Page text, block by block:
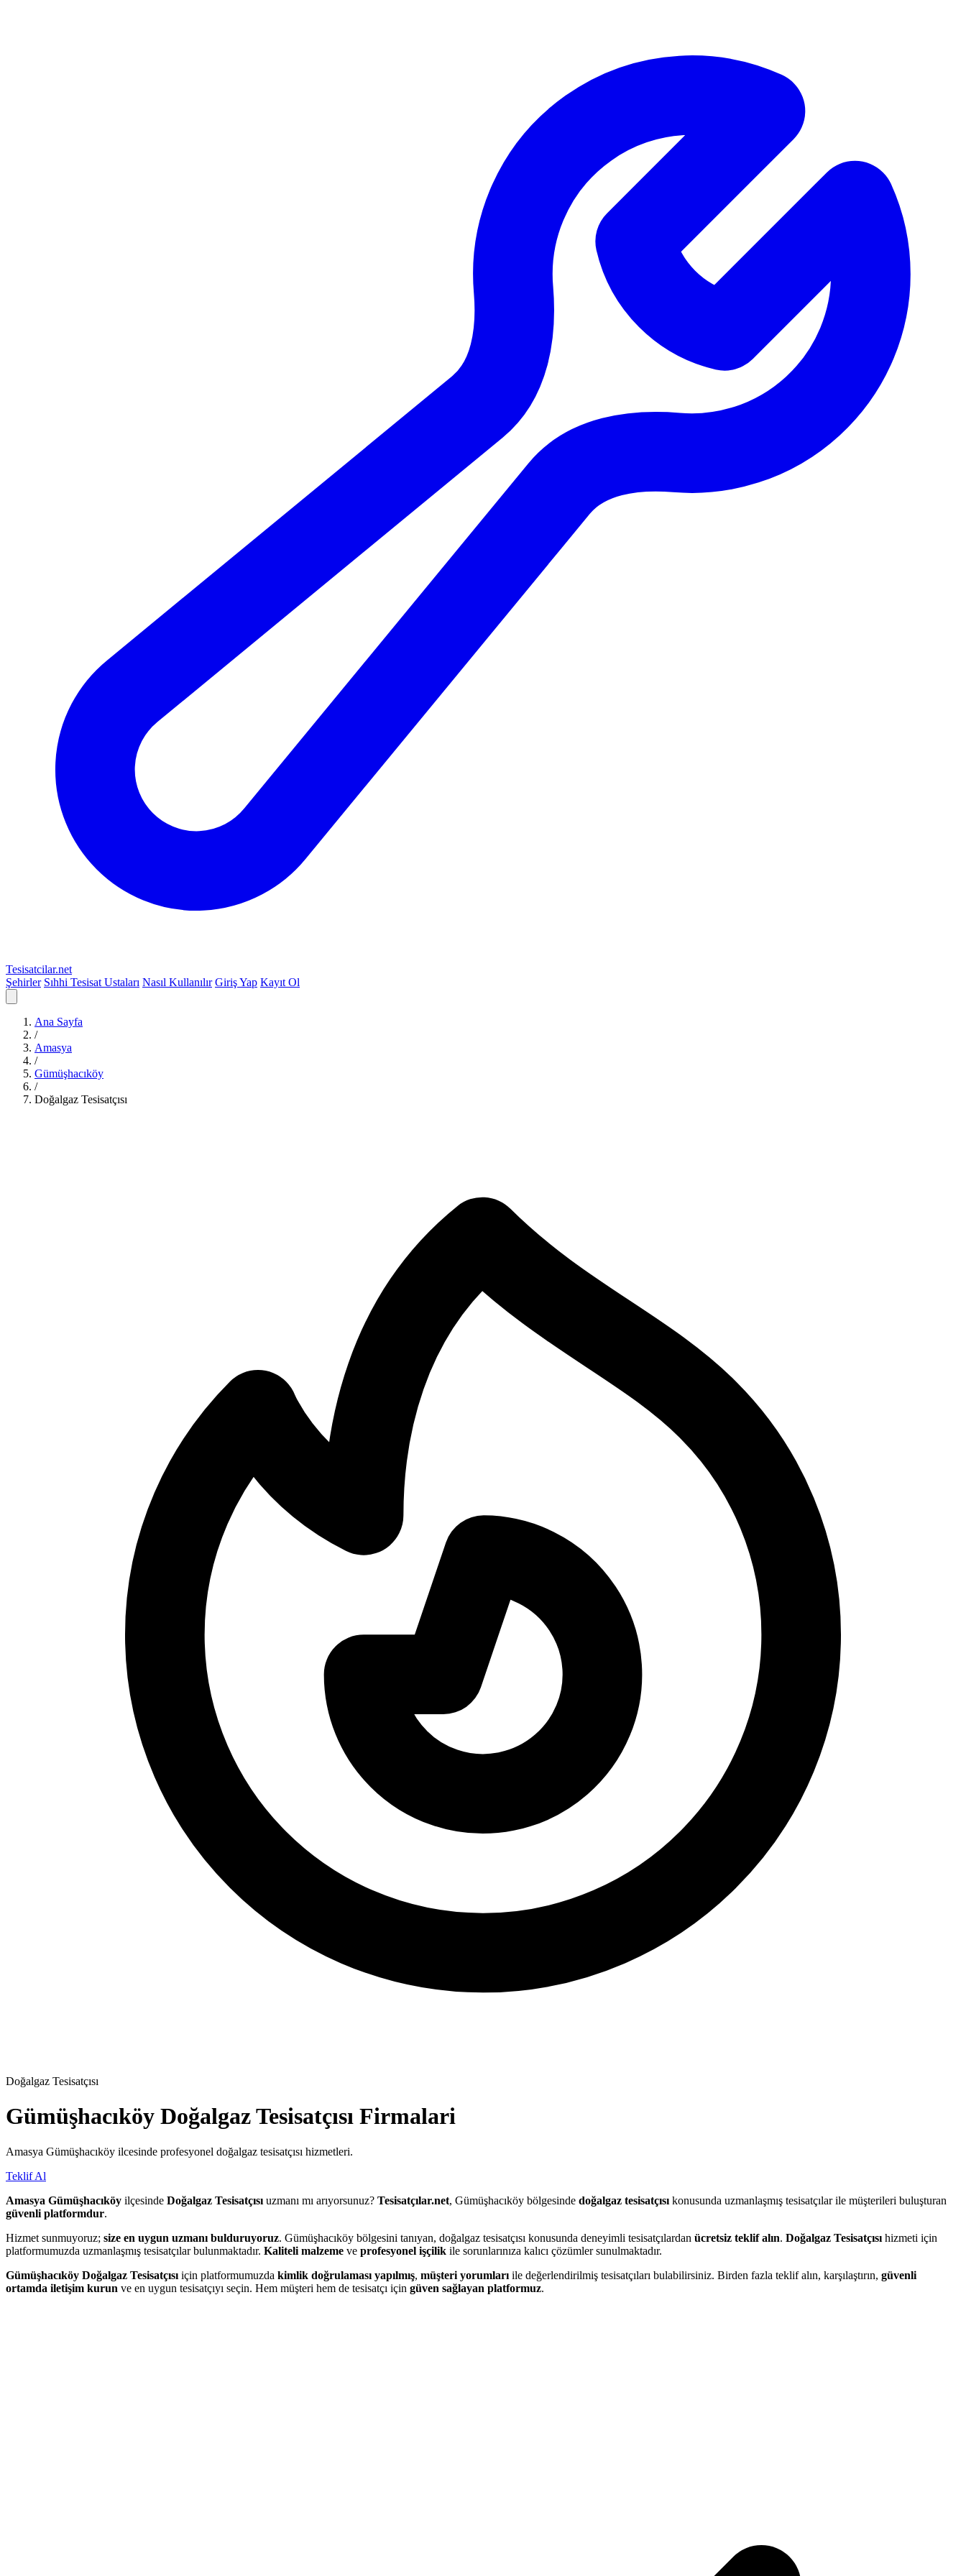
Tesisatcilar.net
Şehirler Sıhhi Tesisat Ustaları Nasıl Kullanılır Giriş Yap Kayıt Ol
Ana Sayfa
/
Amasya
/
Gümüşhacıköy
/
Doğalgaz Tesisatçısı
Doğalgaz Tesisatçısı
Gümüşhacıköy Doğalgaz Tesisatçısı Firmalari
Amasya Gümüşhacıköy ilcesinde profesyonel doğalgaz tesisatçısı hizmetleri.
Teklif Al
Amasya Gümüşhacıköy ilçesinde Doğalgaz Tesisatçısı uzmanı mı arıyorsunuz? Tesisatçılar.net, Gümüşhacıköy bölgesinde doğalgaz tesisatçısı konusunda uzmanlaşmış tesisatçılar ile müşterileri buluşturan
güvenli platformdur.
Hizmet sunmuyoruz; size en uygun uzmanı bulduruyoruz. Gümüşhacıköy bölgesini tanıyan, doğalgaz tesisatçısı konusunda deneyimli tesisatçılardan ücretsiz teklif alın. Doğalgaz Tesisatçısı hizmeti için
platformumuzda uzmanlaşmış tesisatçılar bulunmaktadır. Kaliteli malzeme ve profesyonel işçilik ile sorunlarınıza kalıcı çözümler sunulmaktadır.
Gümüşhacıköy Doğalgaz Tesisatçısı için platformumuzda kimlik doğrulaması yapılmış, müşteri yorumları ile değerlendirilmiş tesisatçıları bulabilirsiniz. Birden fazla teklif alın, karşılaştırın, güvenli
ortamda iletişim kurun ve en uygun tesisatçıyı seçin. Hem müşteri hem de tesisatçı için güven sağlayan platformuz.